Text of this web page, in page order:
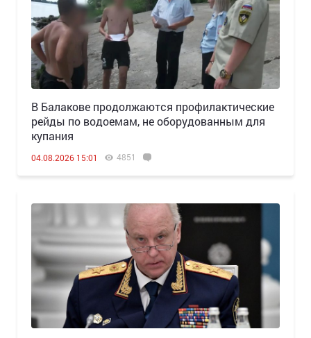
В Балакове продолжаются профилактические
рейды по водоемам, не оборудованным для
купания
04.08.2026 15:01 4851